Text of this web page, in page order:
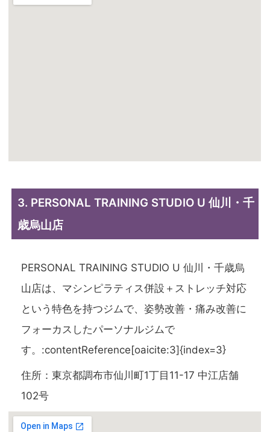
3. PERSONAL TRAINING STUDIO U 仙川・千
歳烏山店
PERSONAL TRAINING STUDIO U 仙川・千歳烏
山店は、マシンピラティス併設＋ストレッチ対応
という特色を持つジムで、姿勢改善・痛み改善に
フォーカスしたパーソナルジムで
す。:contentReference[oaicite:3]{index=3}
住所：東京都調布市仙川町1丁目11-17 中江店舗
102号